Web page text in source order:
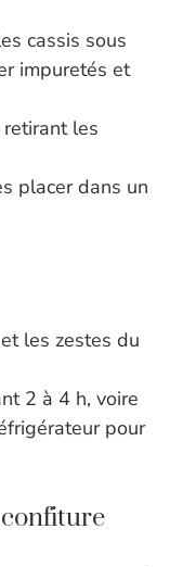
cassis sous
impuretés et
les
placer dans un
les zestes du
2 à 4 h, voire
pour
confiture